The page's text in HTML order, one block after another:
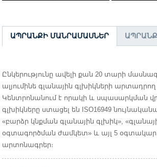
ԱՊՐԱՆՔԻ ՄԱՆՐԱՄԱՍՆԵՐ
Ընկերությունը ավելի քան 20 տարի
ալյումինե գլանային գլխիկների
Կենտրոնանում է որակի և սպասարկման
գլխիկները ստացել են ISO16949
«բարձր կնքման գլանային գլխիկ»,
օգտագործման ժամկետ» և այլ 5 օգտակար
արտոնագրեր։